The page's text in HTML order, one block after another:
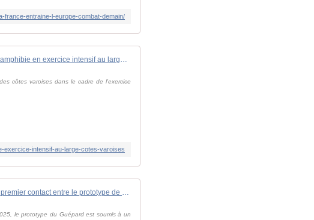
france-entraine-l-europe-combat-demain/
Un porte-hélicoptères amphibie en exercice intensif au large des côtes varoises
côtes varoises dans le cadre de l'exercice
exercice-intensif-au-large-cotes-varoises
H160M : premier contact entre le prototype de l'hélicoptère Guépard et la Force d'action navale
le prototype du Guépard est soumis à un